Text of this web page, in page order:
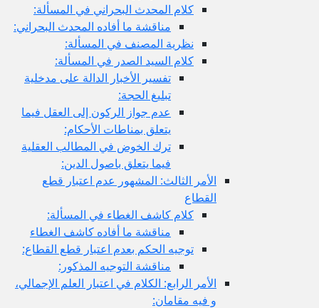
كلام المحدث البحراني في المسألة:
مناقشة ما أفاده المحدث البحراني:
نظرية المصنف في المسألة:
كلام السيد الصدر في المسألة:
تفسير الأخبار الدالة على مدخلية
عدم جواز الركون إلى العقل فيما
يتعلق بمناطات الأحكام:
ترك الخوض في المطالب العقلية
فيما يتعلق باصول الدين:
الأمر الثالث: المشهور عدم اعتبار قطع
كلام كاشف الغطاء في المسألة:
مناقشة ما أفاده كاشف الغطاء
توجيه الحكم بعدم اعتبار قطع القطاع:
مناقشة التوجيه المذكور:
الأمر الرابع: الكلام في اعتبار العلم الإجمالي،